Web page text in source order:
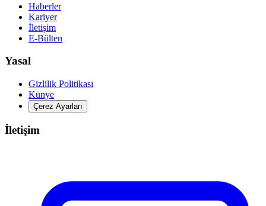
Haberler
Kariyer
İletişim
E-Bülten
Yasal
Gizlilik Politikası
Künye
Çerez Ayarları
İletişim